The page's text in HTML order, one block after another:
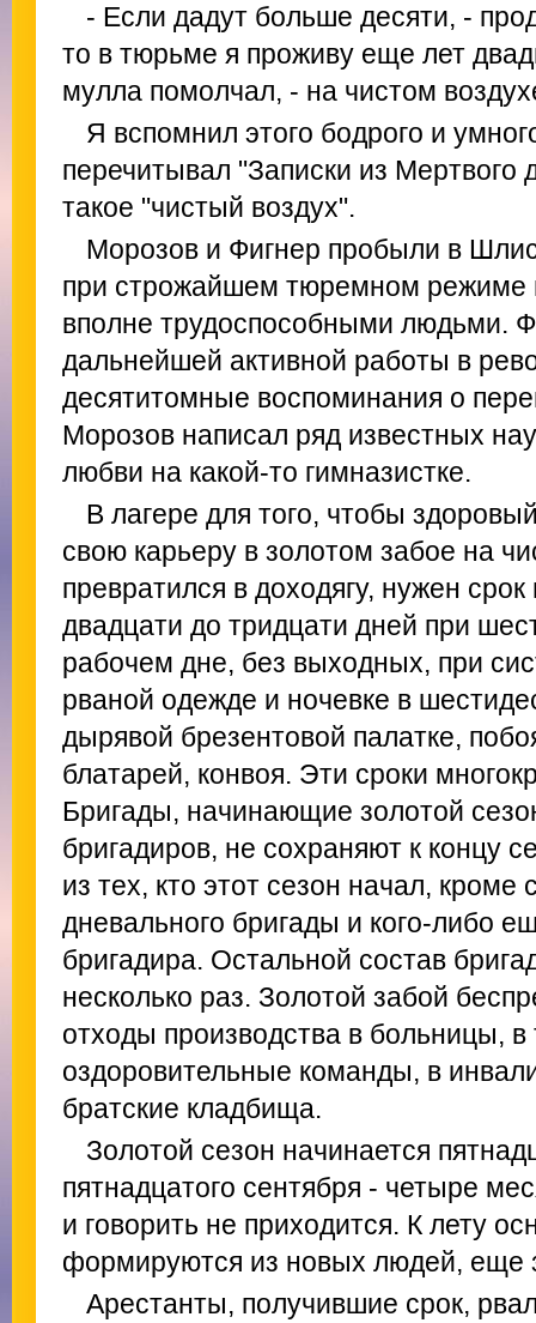
- Если дадут больше десяти, -
то в тюрьме я проживу еще лет
мулла помолчал, - на чистом
Я вспомнил этого бодрого и
перечитывал "Записки из Мертвого
такое "чистый воздух".
Морозов и Фигнер пробыли в
при строжайшем тюремном режиме
вполне трудоспособными людьми.
дальнейшей активной работы в
десятитомные воспоминания о
Морозов написал ряд известных
любви на какой-то гимназистке.
В лагере для того, чтобы
свою карьеру в золотом забое на
превратился в доходягу, нужен
двадцати до тридцати дней при
рабочем дне, без выходных, при
рваной одежде и ночевке в
дырявой брезентовой палатке,
блатарей, конвоя. Эти сроки
Бригады, начинающие золотой
бригадиров, не сохраняют к концу
из тех, кто этот сезон начал, кроме
дневального бригады и кого-либо
бригадира. Остальной состав
несколько раз. Золотой забой
отходы производства в больницы,
оздоровительные команды, в
братские кладбища.
Золотой сезон начинается
пятнадцатого сентября - четыре
и говорить не приходится. К лету
формируются из новых людей, еще
Арестанты, получившие срок,